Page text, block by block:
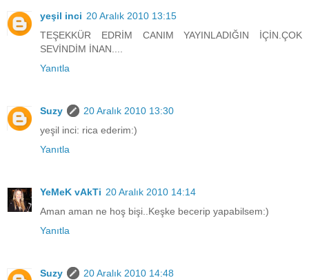
yeşil inci 20 Aralık 2010 13:15
TEŞEKKÜR EDRİM CANIM YAYINLADIĞIN İÇİN.ÇOK
SEVİNDİM İNAN....
Yanıtla
Suzy
20 Aralık 2010 13:30
yeşil inci: rica ederim:)
Yanıtla
YeMeK vAkTi 20 Aralık 2010 14:14
Aman aman ne hoş bişi..Keşke becerip yapabilsem:)
Yanıtla
Suzy
20 Aralık 2010 14:48